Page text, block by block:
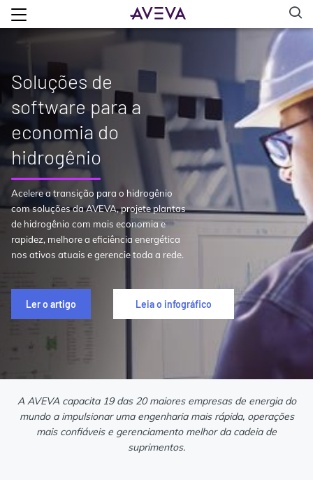
Soluções de
software para a
economia do
hidrogênio
Acelere a transição para o hidrogênio
com soluções da AVEVA, projete plantas
de hidrogênio com mais economia e
rapidez, melhore a eficiência energética
nos ativos atuais e gerencie toda a rede.
Ler o artigo Leia o infográfico
A AVEVA capacita 19 das 20 maiores empresas de energia do
mundo a impulsionar uma engenharia mais rápida, operações
mais confiáveis e gerenciamento melhor da cadeia de
suprimentos.